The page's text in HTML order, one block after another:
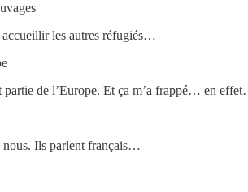
accueillir les autres réfugiés…
de l’Europe. Et ça m’a frappé… en
nous. Ils parlent français…